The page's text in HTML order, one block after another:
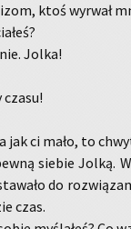
ktoś wy­rwał
Jolka!
jak ci mało, to
sie­bie Jolką.
do
czas.